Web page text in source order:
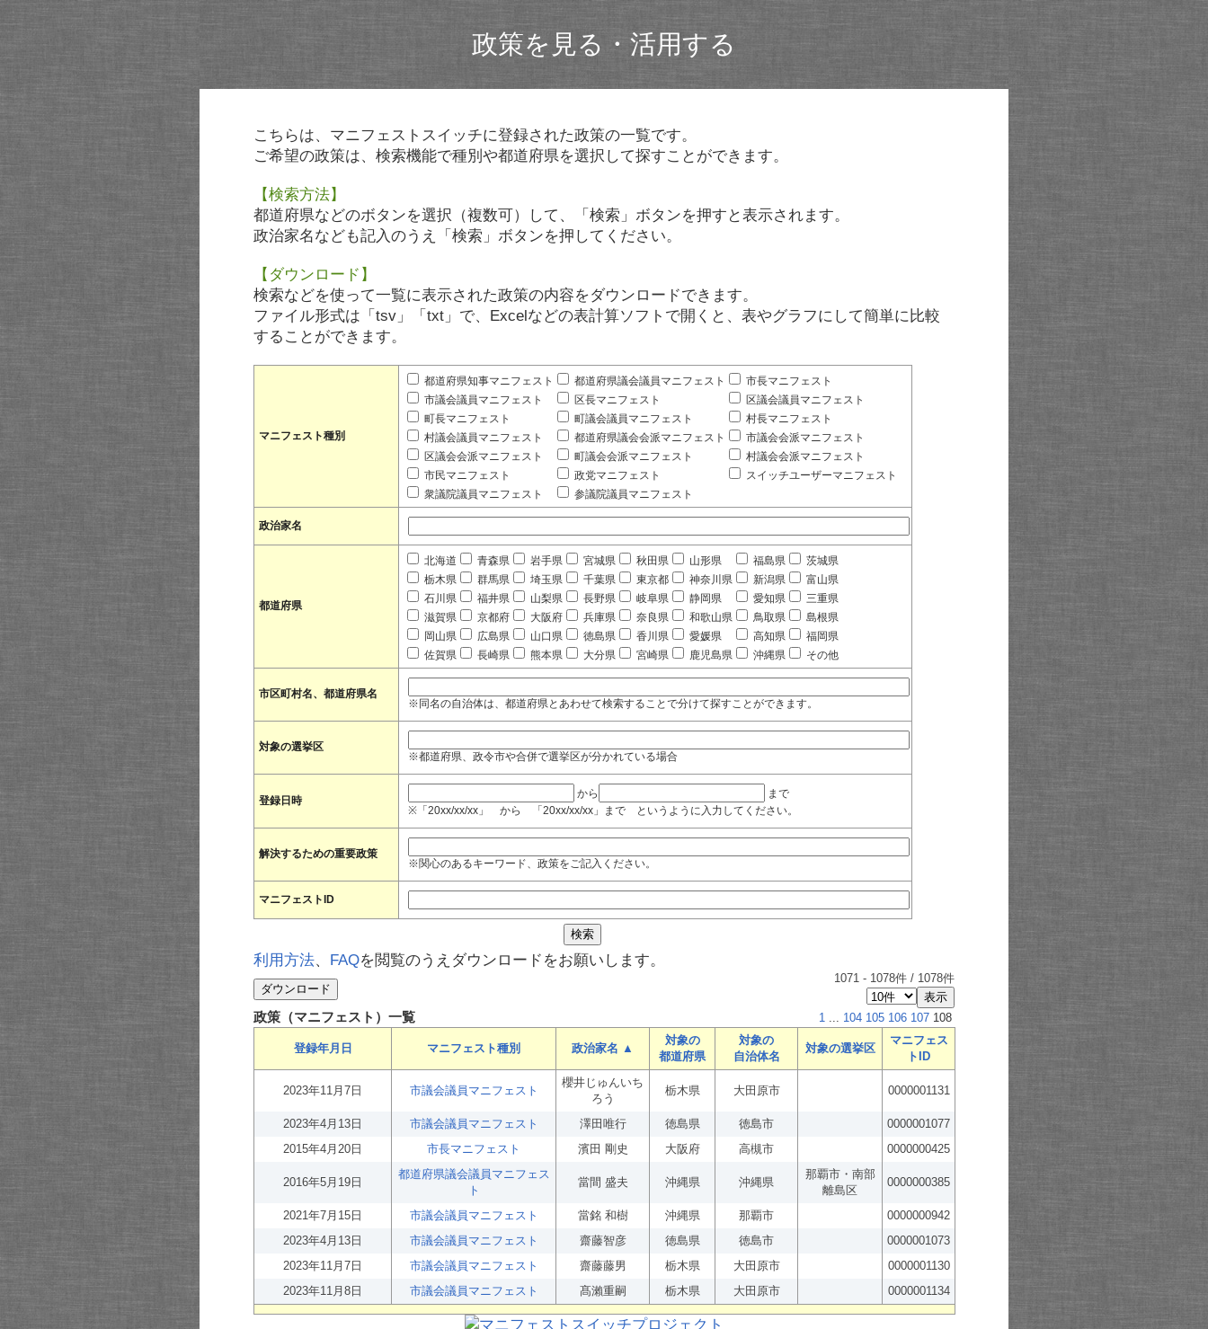
政策を見る・活用する
こちらは、マニフェストスイッチに登録された政策の一覧です。
ご希望の政策は、検索機能で種別や都道府県を選択して探すことができます。
【検索方法】
都道府県などのボタンを選択（複数可）して、「検索」ボタンを押すと表示されます。
政治家名なども記入のうえ「検索」ボタンを押してください。
【ダウンロード】
検索などを使って一覧に表示された政策の内容をダウンロードできます。
ファイル形式は「tsv」「txt」で、Excelなどの表計算ソフトで開くと、表やグラフにして簡単に比較
することができます。
マニフェスト種別
都道府県知事マニフェスト 都道府県議会議員マニフェスト
市長マニフェスト
市議会議員マニフェスト
区長マニフェスト
区議会議員マニフェスト
町長マニフェスト
町議会議員マニフェスト
村長マニフェスト
村議会議員マニフェスト
都道府県議会会派マニフェスト
市議会会派マニフェスト
区議会会派マニフェスト
町議会会派マニフェスト
村議会会派マニフェスト
市民マニフェスト
政党マニフェスト
スイッチユーザーマニフェスト
衆議院議員マニフェスト
参議院議員マニフェスト
政治家名
都道府県
北海道 青森県 岩手県 宮城県 秋田県 山形県 福島県
茨城県
栃木県
群馬県 埼玉県 千葉県 東京都 神奈川県 新潟県
富山県
石川県
福井県 山梨県 長野県 岐阜県 静岡県 愛知県
三重県
滋賀県
京都府 大阪府 兵庫県 奈良県 和歌山県 鳥取県
島根県
岡山県
広島県 山口県 徳島県 香川県 愛媛県 高知県
福岡県
佐賀県
長崎県 熊本県 大分県 宮崎県 鹿児島県 沖縄県 その他
市区町村名、都道府県名
※同名の自治体は、都道府県とあわせて検索することで分けて探すことができます。
対象の選挙区
※都道府県、政令市や合併で選挙区が分かれている場合
登録日時
から
まで
※「20xx/xx/xx」 から 「20xx/xx/xx」まで というように入力してください。
解決するための重要政策
※関心のあるキーワード、政策をご記入ください。
マニフェストID
利用方法、 FAQを閲覧のうえダウンロードをお願いします。
1071 - 1078件 / 1078件
政策（マニフェスト）一覧 1 ... 104 105 106 107 108
登録年月日 マニフェスト種別 政治家名 ▲
対象の
都道府県
対象の
自治体名
対象の選挙区
マニフェス
トID
2023年11月7日 市議会議員マニフェスト
櫻井じゅんいち
ろう
栃木県 大田原市 0000001131
2023年4月13日 市議会議員マニフェスト 澤田唯行 徳島県 徳島市
0000001077
2015年4月20日
市長マニフェスト 濱田 剛史 大阪府 高槻市 0000000425
2016年5月19日
都道府県議会議員マニフェス
ト
當間 盛夫 沖縄県 沖縄県
那覇市・南部
離島区
0000000385
2021年7月15日 市議会議員マニフェスト 當銘 和樹 沖縄県 那覇市
0000000942
2023年4月13日
市議会議員マニフェスト 齋藤智彦 徳島県 徳島市
0000001073
2023年11月7日
市議会議員マニフェスト 齋藤藤男 栃木県 大田原市
0000001130
2023年11月8日
市議会議員マニフェスト 髙瀨重嗣 栃木県 大田原市 0000001134